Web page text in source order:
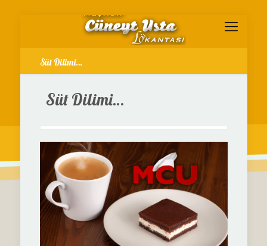
Süt Dilimi…
Süt Dilimi…